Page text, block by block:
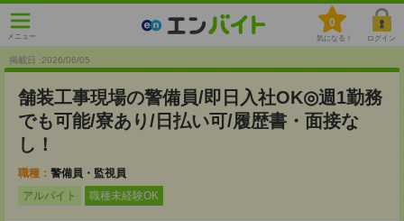
メニュー
0
気になる！ ログイン
掲載日 :2026/06/05
舗装工事現場の警備員/即日入社OK◎週1勤務
でも可能/寮あり/日払い可/履歴書・面接な
し！
職種： 警備員・監視員
アルバイト
職種未経験OK